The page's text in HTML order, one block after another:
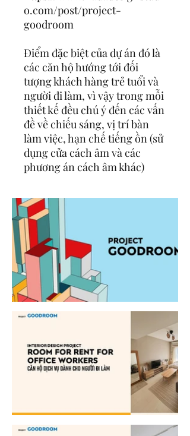
o.com/post/project-
goodroom
Điểm đặc biệt của dự án đó là
các căn hộ hướng tới đối
tượng khách hàng trẻ tuổi và
người đi làm, vì vậy trong mỗi
thiết kế đều chú ý đến các vấn
đề về chiếu sáng, vị trí bàn
làm việc, hạn chế tiếng ồn (sử
dụng cửa cách âm và các
phương án cách âm khác)